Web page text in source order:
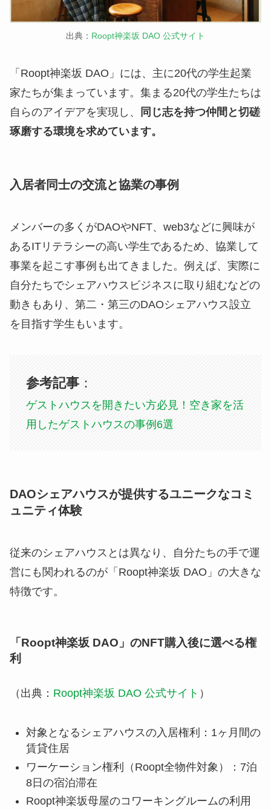
出典： Roopt神楽坂 DAO 公式サイト
「Roopt神楽坂 DAO」には、主に20代の学生起業
家たちが集まっています。集まる20代の学生たちは
自らのアイデアを実現し、
同じ志を持つ仲間と切磋
琢磨する環境を求めています。
入居者同士の交流と協業の事例
メンバーの多くがDAOやNFT、web3などに興味が
あるITリテラシーの高い学生であるため、協業して
事業を起こす事例も出てきました。例えば、実際に
自分たちでシェアハウスビジネスに取り組むなどの
動きもあり、第二・第三のDAOシェアハウス設立
を目指す学生もいます。
参考記事：
ゲストハウスを開きたい方必見！空き家を活
用したゲストハウスの事例6選
DAOシェアハウスが提供するユニークなコミ
ュニティ体験
従来のシェアハウスとは異なり、自分たちの手で運
営にも関われるのが「Roopt神楽坂 DAO」の大きな
特徴です。
「Roopt神楽坂 DAO」のNFT購入後に選べる権
利
（出典： Roopt神楽坂 DAO 公式サイト ）
対象となるシェアハウスの入居権利：1ヶ月間の
賃貸住居
ワーケーション権利（Roopt全物件対象）：7泊
8日の宿泊滞在
Roopt神楽坂母屋のコワーキングルームの利用